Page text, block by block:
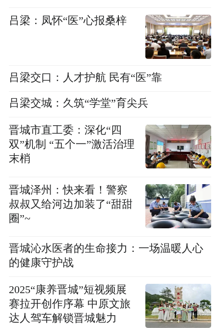
吕梁：凤怀“医”心报桑梓
吕梁交口：人才护航 民有“医”靠
吕梁交城：久筑“学堂”育尖兵
晋城市直工委：深化“四
双”机制 “五个一”激活治理
末梢
晋城泽州：快来看！警察
叔叔又给河边加装了“甜甜
圈”~
晋城沁水医者的生命接力：一场温暖人心
的健康守护战
2025“康养晋城”短视频展
赛拉开创作序幕 中原文旅
达人驾车解锁晋城魅力